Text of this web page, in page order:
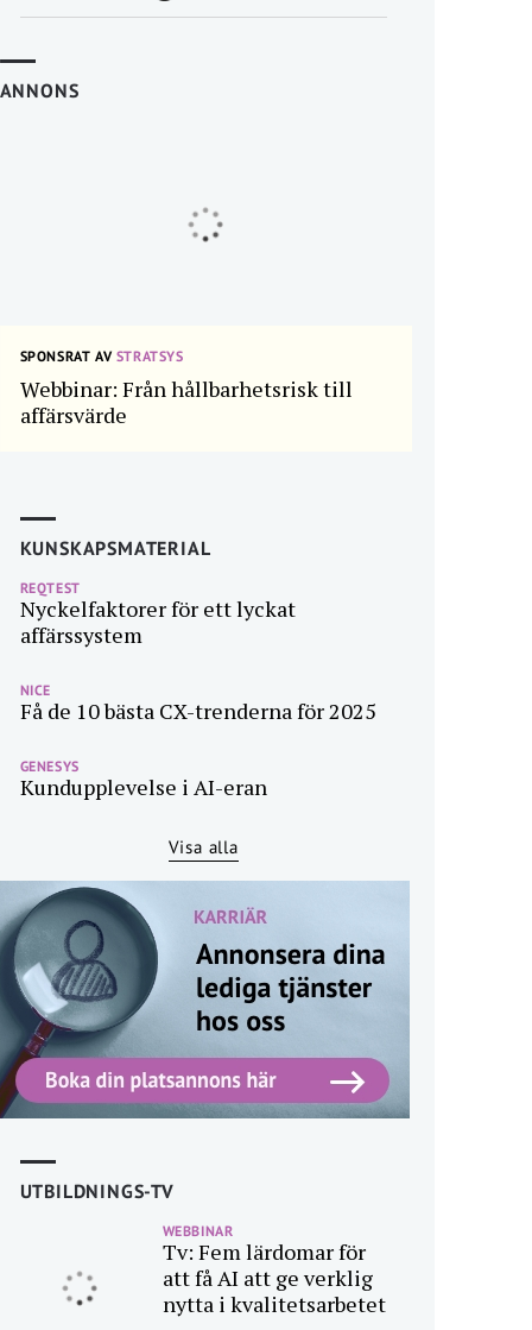
ANNONS
SPONSRAT AVSTRATSYS
Webbinar: Från hållbarhetsrisk till
affärsvärde
KUNSKAPSMATERIAL
REQTEST
Nyckelfaktorer för ett lyckat
affärssystem
NICE
Få de 10 bästa CX-trenderna för 2025
GENESYS
Kundupplevelse i AI-eran
Visa alla
UTBILDNINGS-TV
WEBBINAR
Tv: Fem lärdomar för
att få AI att ge verklig
nytta i kvalitetsarbetet